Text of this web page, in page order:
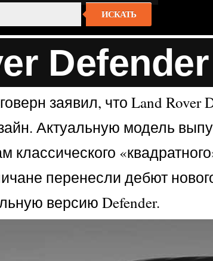
ИСКАТЬ
Defender
заявил, что Land
Актуальную модель
перенесли дебют
версию Defender.